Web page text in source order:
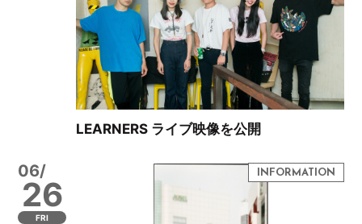
LEARNERS ライブ映像を公開
06/
26
FRI